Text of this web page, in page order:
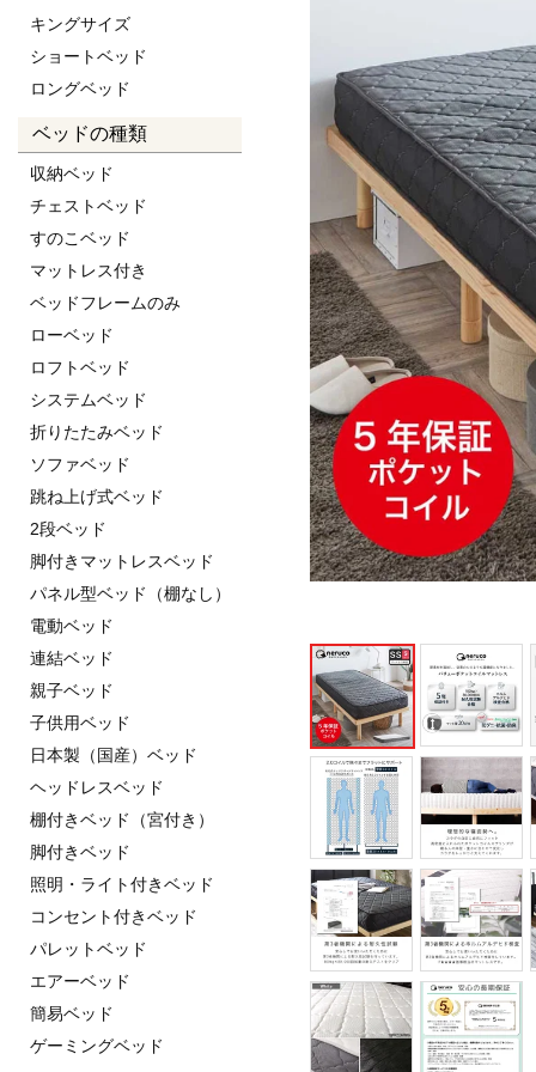
キングサイズ
ショートベッド
ロングベッド
ベッドの種類
収納ベッド
チェストベッド
すのこベッド
マットレス付き
ベッドフレームのみ
ローベッド
ロフトベッド
システムベッド
折りたたみベッド
ソファベッド
跳ね上げ式ベッド
2段ベッド
脚付きマットレスベッド
パネル型ベッド（棚なし）
電動ベッド
連結ベッド
親子ベッド
子供用ベッド
日本製（国産）ベッド
ヘッドレスベッド
棚付きベッド（宮付き）
脚付きベッド
照明・ライト付きベッド
コンセント付きベッド
パレットベッド
エアーベッド
簡易ベッド
ゲーミングベッド